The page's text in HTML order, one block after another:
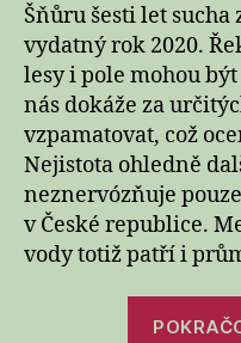
Šňůru šesti let
vydatný rok 2020.
lesy i pole mohou
nás dokáže za
vzpamatovat, což
Nejistota ohledně
neznervózňuje
v České republice.
vody totiž patří i